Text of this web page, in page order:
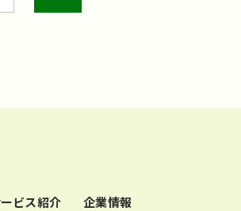
ビス紹介 企業情報